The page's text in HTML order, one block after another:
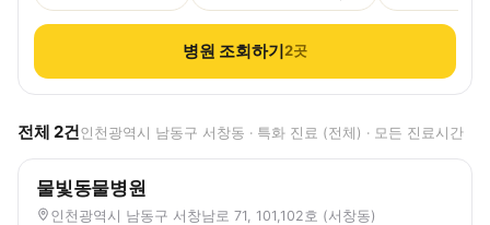
병원 조회하기2곳
전체 2건인천광역시 남동구 서창동 · 특화 진료 (전체) · 모든 진료시간
물빛동물병원
인천광역시 남동구 서창남로 71, 101,102호 (서창동)